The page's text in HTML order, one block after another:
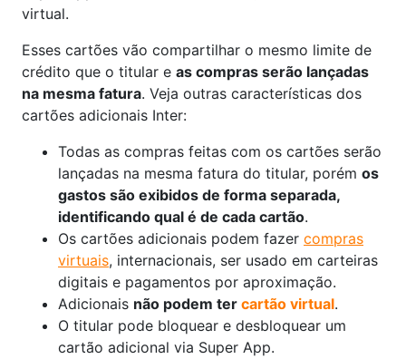
virtual.
Esses cartões vão compartilhar o mesmo limite de
crédito que o titular e as compras serão lançadas
na mesma fatura. Veja outras características dos
cartões adicionais Inter:
Todas as compras feitas com os cartões serão
lançadas na mesma fatura do titular, porém os
gastos são exibidos de forma separada,
identificando qual é de cada cartão.
Os cartões adicionais podem fazer compras
virtuais, internacionais, ser usado em carteiras
digitais e pagamentos por aproximação.
Adicionais não podem ter cartão virtual.
O titular pode bloquear e desbloquear um
cartão adicional via Super App.